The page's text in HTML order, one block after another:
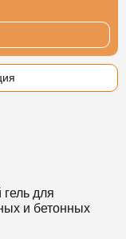
для
и бетонных